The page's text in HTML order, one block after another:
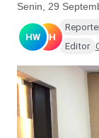
Senin, 29
HW GH
Editor